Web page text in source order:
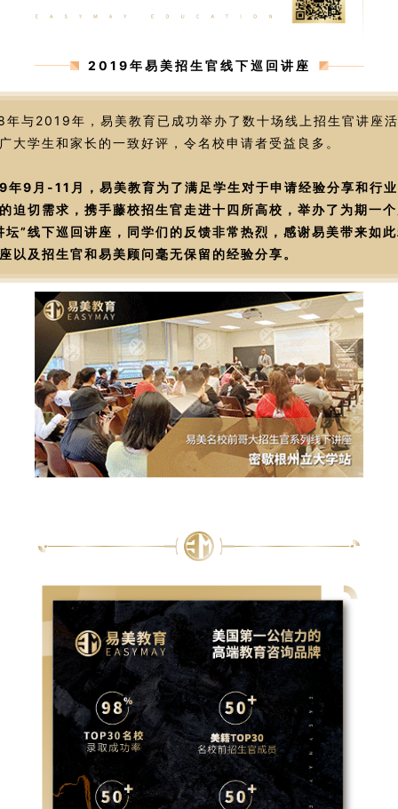
2019年易美招生官线下巡回讲座
年与2019年，易美教育已成功举办了数十场线上招生官讲座
大学生和家长的一致好评，令名校申请者受益良多。
年9月-11月，易美教育为了满足学生对于申请经验分享和行
迫切需求，携手藤校招生官走进十四所高校，举办了为期一
坛”线下巡回讲座，同学们的反馈非常热烈，感谢易美带来如
以及招生官和易美顾问毫无保留的经验分享。